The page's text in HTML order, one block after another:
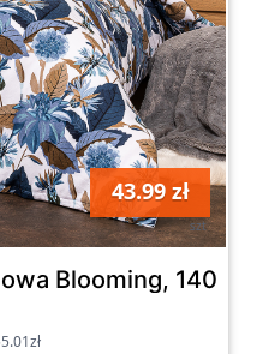
43.99 zł
szt
Blooming, 140 x